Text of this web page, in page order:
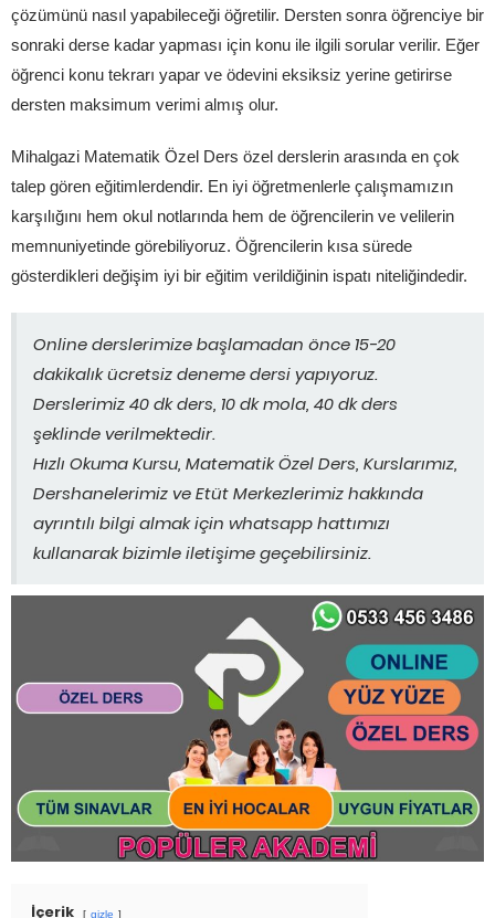
çözümünü nasıl yapabileceği öğretilir. Dersten sonra öğrenciye bir
sonraki derse kadar yapması için konu ile ilgili sorular verilir. Eğer
öğrenci konu tekrarı yapar ve ödevini eksiksiz yerine getirirse
dersten maksimum verimi almış olur.
Mihalgazi Matematik Özel Ders özel derslerin arasında en çok
talep gören eğitimlerdendir. En iyi öğretmenlerle çalışmamızın
karşılığını hem okul notlarında hem de öğrencilerin ve velilerin
memnuniyetinde görebiliyoruz. Öğrencilerin kısa sürede
gösterdikleri değişim iyi bir eğitim verildiğinin ispatı niteliğindedir.
Online derslerimize başlamadan önce 15-20
dakikalık ücretsiz deneme dersi yapıyoruz.
Derslerimiz 40 dk ders, 10 dk mola, 40 dk ders
şeklinde verilmektedir.
Hızlı Okuma Kursu, Matematik Özel Ders, Kurslarımız,
Dershanelerimiz ve Etüt Merkezlerimiz hakkında
ayrıntılı bilgi almak için whatsapp hattımızı
kullanarak bizimle iletişime geçebilirsiniz.
İçerik gizle